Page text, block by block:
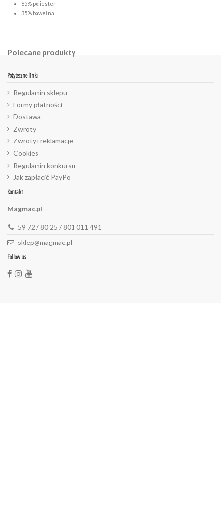
65% poliester
35% bawełna
Polecane produkty
Pożyteczne linki
Regulamin sklepu
Formy płatności
Dostawa
Zwroty
Zwroty i reklamacje
Cookies
Regulamin konkursu
Jak zapłacić PayPo
Kontakt
Magmac.pl
59 727 80 25 / 801 011 491
sklep@magmac.pl
Follow us